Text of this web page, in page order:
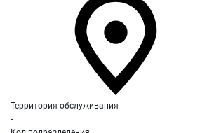
Территория обслуживания
-